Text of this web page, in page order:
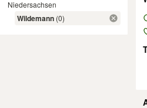
Niedersachsen
Wildemann (0)